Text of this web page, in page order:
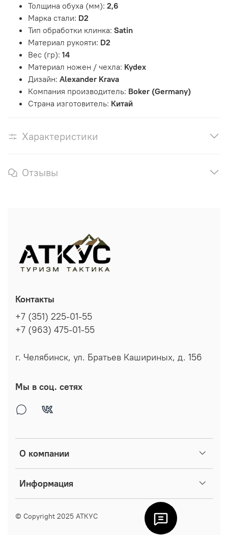
Толщина обуха (мм): 2,6
Марка стали: D2
Тип обработки клинка: Satin
Материал рукояти: D2
Вес (гр): 14
Материал ножен / чехла: Kydex
Дизайн: Alexander Krava
Компания производитель: Boker (Germany)
Страна изготовитель: Китай
Характеристики
Отзывы
О компании
Информация
Контакты
+7 (351) 225-01-55
+7 (963) 475-01-55
г. Челябинск, ул. Братьев Кашириных, д. 156
Мы в соц. сетях
© Copyright 2025 АТКУС